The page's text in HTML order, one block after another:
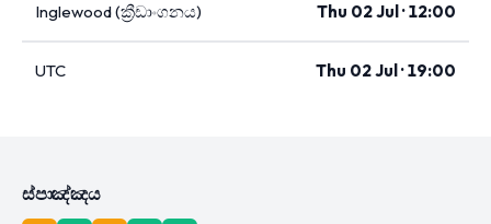
Inglewood (ක්‍රීඩාංගනය) Thu 02 Jul · 12:00
UTC Thu 02 Jul · 19:00
ස්පාඤ්ඤය